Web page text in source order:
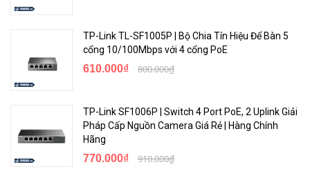
Reliability MTBF (years)
Operating temperature 32°F to 104°F (0°C to 40°C)
Non-operating temperature ‑40°F to 158°F (‑40°C to 70°C)
15% to 95% @ 140°F (60°C)
TP-Link TL-SF1005P | Bộ Chia Tín Hiệu Để Bàn 5
cổng 10/100Mbps với 4 cổng PoE
610.000₫ 800.000₫
TP-Link SF1006P | Switch 4 Port PoE, 2 Uplink Giải
Pháp Cấp Nguồn Camera Giá Rẻ | Hàng Chính
Hãng
770.000₫ 910.000₫